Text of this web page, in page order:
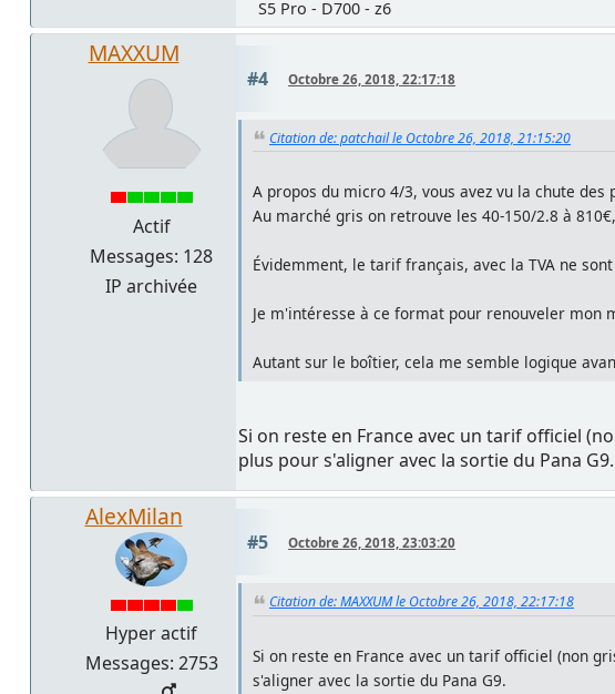
S5 Pro - D700 - z6
MAXXUM
Actif
Messages: 128
IP archivée
#4 Octobre 26, 2018, 22:17:18
Citation de: patchail le Octobre 26, 2018, 21:15:20
A propos du micro 4/3, vous avez vu la chute
Au marché gris on retrouve les 40-150/2.8 à
Évidemment, le tarif français, avec la TVA ne
Je m'intéresse à ce format pour renouveler mon
Autant sur le boîtier, cela me semble logique
Si on reste en France avec un tarif officiel
plus pour s'aligner avec la sortie du Pana G9.
AlexMilan
Hyper actif
Messages: 2753
#5 Octobre 26, 2018, 23:03:20
Citation de: MAXXUM le Octobre 26, 2018, 22:17:18
Si on reste en France avec un tarif officiel (non
s'aligner avec la sortie du Pana G9.